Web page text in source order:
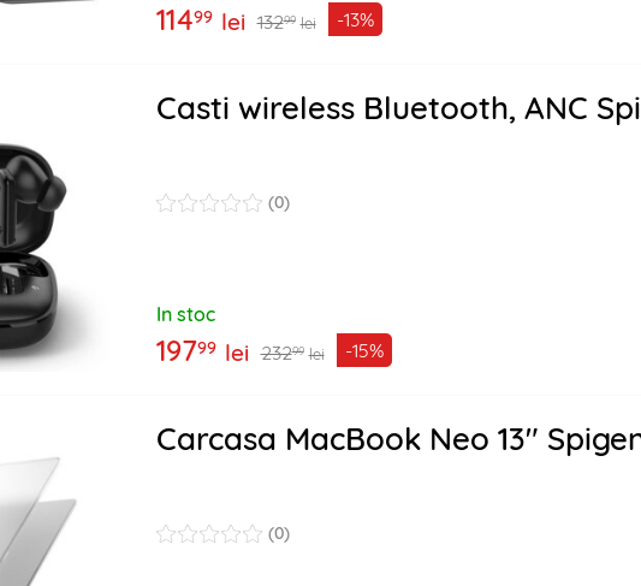
11499 lei 13299 lei -13%
Casti wireless Bluetooth, ANC
(0)
In stoc
19799 lei 23299 lei -15%
Carcasa MacBook Neo 13"
(0)